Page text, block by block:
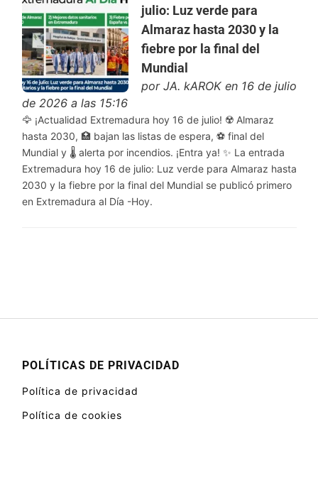
julio: Luz verde para
Almaraz hasta 2030 y la
fiebre por la final del
Mundial
por JA. kAROKen 16 de julio
de 2026 a las 15:16
🦅 ¡Actualidad Extremadura hoy 16 de julio! ☢️ Almaraz
hasta 2030, 🏥 bajan las listas de espera, ⚽ final del
Mundial y 🌡️ alerta por incendios. ¡Entra ya! ✨ La entrada
Extremadura hoy 16 de julio: Luz verde para Almaraz hasta
2030 y la fiebre por la final del Mundial se publicó primero
en Extremadura al Día -Hoy.
POLÍTICAS DE PRIVACIDAD
Política de privacidad
Política de cookies